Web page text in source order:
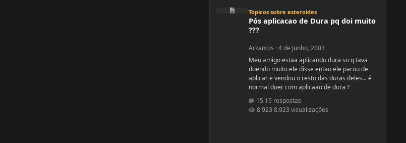
Pós aplicacao de Dura pq doi muito ???
Tópicos sobre esteroides
Pós aplicacao de Dura pq doi muito
???
Arkantos ·4 de Junho, 2003
Meu amigo estaa aplicando dura so q tava
doendo muito ele disse entao ele parou de
aplicar e vendou o resto das duras deles... é
normal doer com aplicaao de dura ?
15 respostas
8.923 visualizações